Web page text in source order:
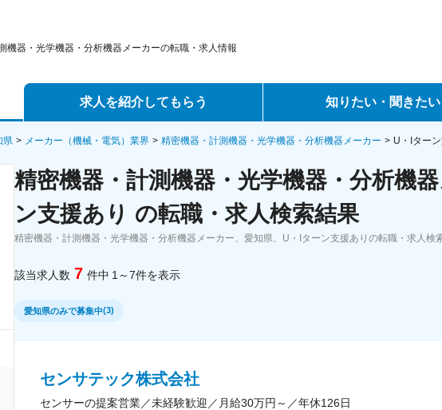
機器・光学機器・分析機器メーカーの転職・求人情報
求人を紹介してもらう
エージェントサービス
スカウトサービス
パートナーエージェントサービス
知りたい・聞きたい
転職ノウハウ
データで見る転職
コラム・インタビュー
県 メーカー（機械・電気）業界 精密機器・計測機器・光学機器・分析機器メーカー U・Iター
精密機器・計測機器・光学機器・分析機
ン支援あり の転職・求人検索結果
精密機器・計測機器・光学機器・分析機器メーカー、愛知県、U・Iターン支援ありの転職・求人
該当求人数 7 件中 1～7件を表示
愛知県のみで募集中(3)
センサテック株式会社
センサーの提案営業／未経験歓迎／月給30万円～／年休126日